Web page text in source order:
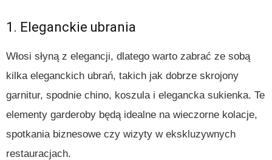
1. Eleganckie ubrania
Włosi słyną z elegancji, dlatego warto zabrać ze sobą
kilka eleganckich ubrań, takich jak dobrze skrojony
garnitur, spodnie chino, koszula i elegancka sukienka. Te
elementy garderoby będą idealne na wieczorne kolacje,
spotkania biznesowe czy wizyty w ekskluzywnych
restauracjach.